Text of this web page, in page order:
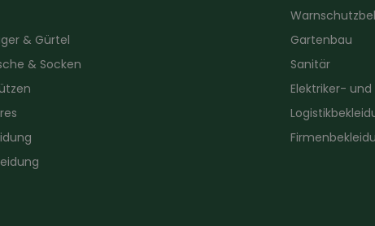
& Gürtel
& Socken
Gartenbau
Sanitär
Elektriker-